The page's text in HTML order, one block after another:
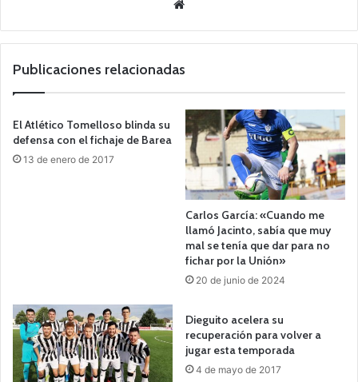
we
Publicaciones relacionadas
El Atlético Tomelloso blinda su
defensa con el fichaje de Barea
13 de enero de 2017
Carlos García: «Cuando me
llamó Jacinto, sabía que muy
mal se tenía que dar para no
fichar por la Unión»
20 de junio de 2024
Dieguito acelera su
recuperación para volver a
jugar esta temporada
4 de mayo de 2017